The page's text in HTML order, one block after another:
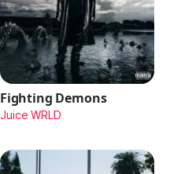
Fighting Demons
Juice WRLD